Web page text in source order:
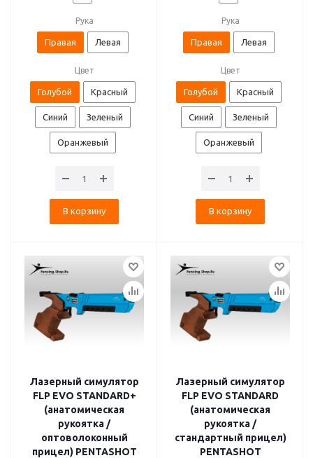
Рука
Правая Левая
Цвет
Голубой Красный
Синий Зеленый
Оранжевый
В корзину
Рука
Правая Левая
Цвет
Голубой Красный
Синий Зеленый
Оранжевый
В корзину
Лазерный симулятор
FLP EVO STANDARD+
(анатомическая
рукоятка /
оптоволоконный
прицел) PENTASHOT
Лазерный симулятор
FLP EVO STANDARD
(анатомическая
рукоятка /
стандартный прицел)
PENTASHOT